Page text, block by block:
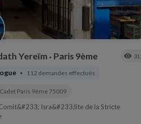
Yereïm • Paris 9ème visibility
• 112 demandes effectués
Paris 9ème 75009
Isra&#233;lite de la Stricte